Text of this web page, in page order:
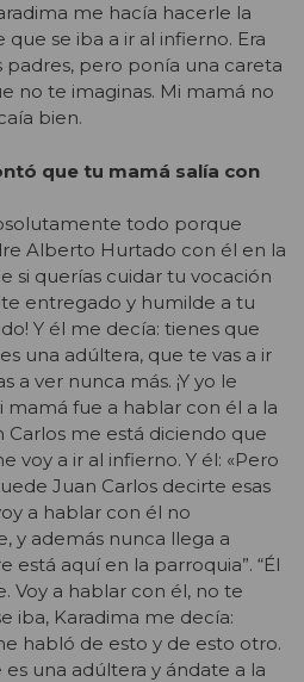
me hacía hacerle la
se iba a ir al infierno. Era
pero ponía una careta
no te imaginas. Mi mamá no
bien.
que tu mamá salía con
todo porque
Alberto Hurtado con él en la
si querías cuidar tu vocación
entregado y humilde a tu
Y él me decía: tienes que
una adúltera, que te vas a ir
a ver nunca más. ¡Y yo le
mamá fue a hablar con él a la
Carlos me está diciendo que
voy a ir al infierno. Y él: «Pero
Juan Carlos decirte esas
a hablar con él no
y además nunca llega a
está aquí en la parroquia”. “Él
Voy a hablar con él, no te
iba, Karadima me decía:
habló de esto y de esto otro.
una adúltera y ándate a la